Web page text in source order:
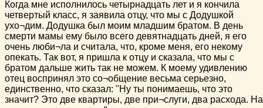
Когда мне исполнилось четырнадцать лет и я кончила
четвертый класс, я заявила отцу, что мы с Додушкой
ухо¬дим. Додушка был моим младшим братом. В день
смерти мамы ему было всего девятнадцать дней, я его
очень люби¬ла и считала, что, кроме меня, его некому
опекать. Так вот, я пришла к отцу и сказала, что мы с
братом дальше жить так не можем. К моему удивлению
отец воспринял это со¬общение весьма серьезно,
единственно, что сказал: "Ну ты понимаешь, что это
значит? Это две квартиры, две при¬слуги, два расхода. На